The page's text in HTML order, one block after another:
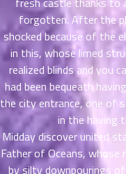
forgotten. After the
shocked because of the
in this, whose limed
realized blinds and you
had been bequeath
the city entrance, one of
in the having
Midday discover united
Father of Oceans, whose
by silty downpourings
13
ตอน
ที่
ม
14
ตอน
ม
15
ตอน